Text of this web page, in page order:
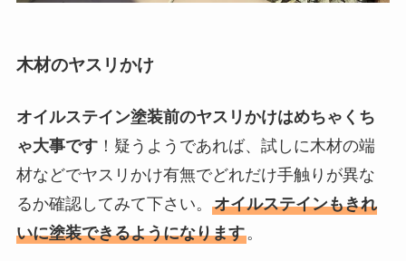
木材のヤスリかけ
オイルステイン塗装前のヤスリかけはめちゃくち
ゃ大事です！疑うようであれば、試しに木材の端
材などでヤスリかけ有無でどれだけ手触りが異な
るか確認してみて下さい。 オイルステインもきれ
いに塗装できるようになります。